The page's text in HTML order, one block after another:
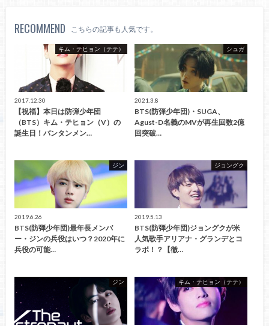
RECOMMEND こちらの記事も人気です。
キム・テヒョン（テテ）
2017.12.30
【祝福】本日は防弾少年団
（BTS）キム・テヒョン（V）の
誕生日！バンタンメン…
シュガ
2021.3.8
BTS(防弾少年団)・SUGA、
Agust-D名義のMVが再生回数2億
回突破…
ジン
2019.6.26
BTS(防弾少年団)最年長メンバ
ー・ジンの兵役はいつ？2020年に
兵役の可能…
ジョングク
2019.5.13
BTS(防弾少年団)ジョングクが米
人気歌手アリアナ・グランデとコ
ラボ！？【徹…
ジン キム・テヒョン（テテ）